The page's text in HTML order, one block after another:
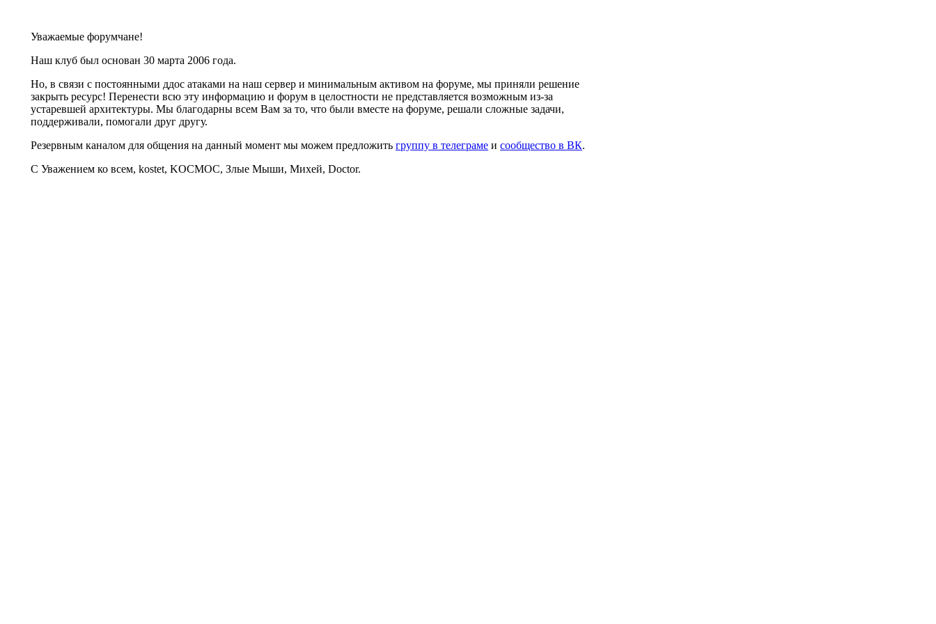
Уважаемые форумчане!
Наш клуб был основан 30 марта 2006 года.
Но, в связи с постоянными ддос атаками на наш сервер и минимальным активом на форуме, мы приняли решение
закрыть ресурс! Перенести всю эту информацию и форум в целостности не представляется возможным из-за
устаревшей архитектуры. Мы благодарны всем Вам за то, что были вместе на форуме, решали сложные задачи,
поддерживали, помогали друг другу.
Резервным каналом для общения на данный момент мы можем предложить группу в телеграме и сообщество в ВК.
С Уважением ко всем, kostet, KOCMOC, Злые Мыши, Михей, Doctor.